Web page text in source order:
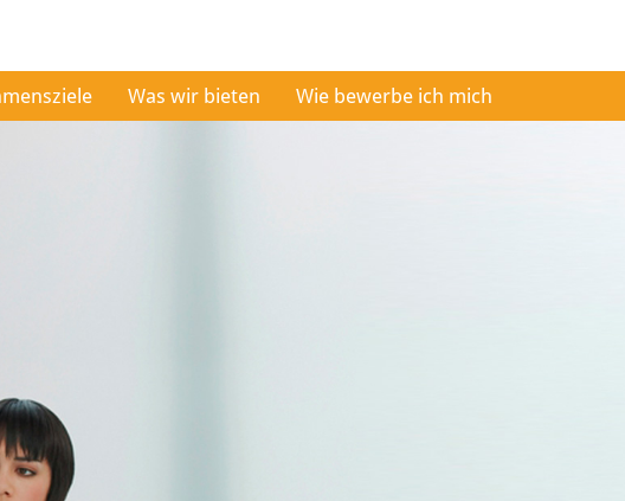
Was wir bieten Wie bewerbe ich mich